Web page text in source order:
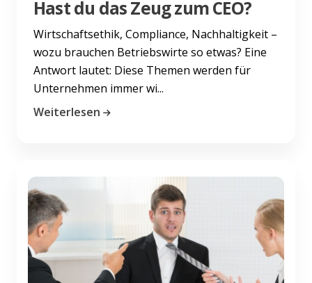
Hast du das Zeug zum CEO?
Wirtschaftsethik, Compliance, Nachhaltigkeit –
wozu brauchen Betriebswirte so etwas? Eine
Antwort lautet: Diese Themen werden für
Unternehmen immer wi...
Weiterlesen